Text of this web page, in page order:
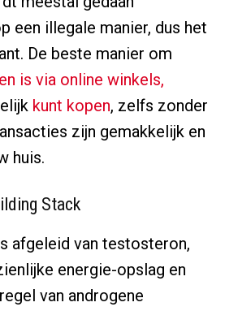
een illegale manier, dus het
De beste manier om
is via online winkels,
kunt kopen, zelfs zonder
zijn gemakkelijk en
huis.
Stack
afgeleid van testosteron,
energie-opslag en
van androgene